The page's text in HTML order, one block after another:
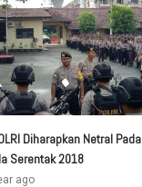
Diharapkan Netral Pada
Serentak 2018
ago